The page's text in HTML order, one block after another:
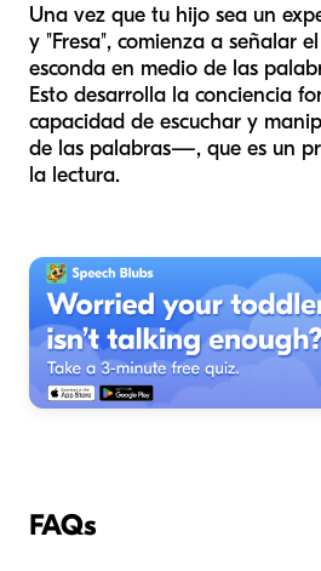
Una vez que tu hijo sea un
y "Fresa", comienza a señalar
esconda en medio de las
Esto desarrolla la conciencia
capacidad de escuchar y
de las palabras—, que es un
la lectura.
FAQs